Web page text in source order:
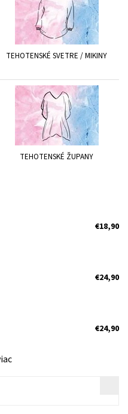
TEHOTENSKÉ SVETRE / MIKINY
TEHOTENSKÉ ŽUPANY
€18,90
€24,90
€24,90